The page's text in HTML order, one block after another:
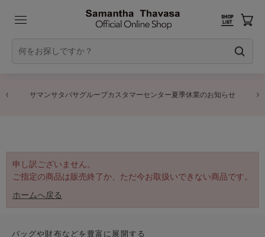
サマンサタバサグループカスタマーセンター夏季休業のお知らせ
申し訳ございません。
ご指定の商品は販売終了か、ただ今お取扱いできない商品です。
ホームへ戻る
バッグや財布などを豊富に展開する